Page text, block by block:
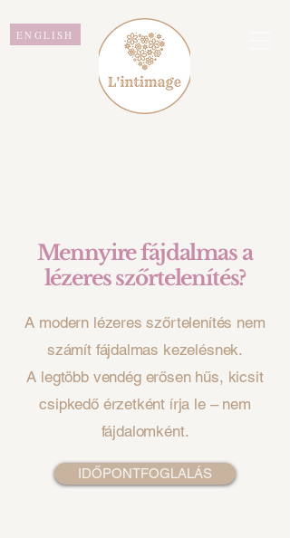
ENGLISH
Mennyire fájdalmas a
lézeres szőrtelenítés?
A modern lézeres szőrtelenítés nem
számít fájdalmas kezelésnek.
A legtöbb vendég erősen hűs, kicsit
csipkedő érzetként írja le – nem
fájdalomként.
IDŐPONTFOGLALÁS